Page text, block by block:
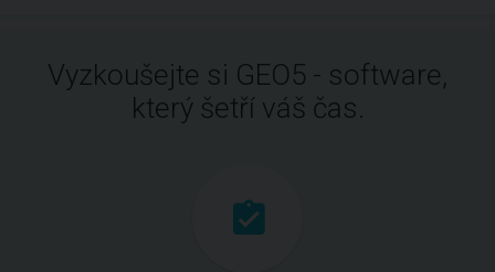
Vyzkoušejte si GEO5 - software,
který šetří váš čas.